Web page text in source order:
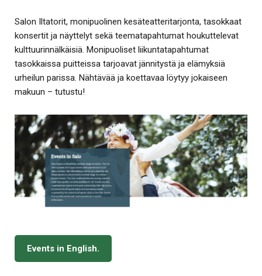
Salon Iltatorit, monipuolinen kesäteatteritarjonta, tasokkaat
konsertit ja näyttelyt sekä teematapahtumat houkuttelevat
kulttuurinnälkäisiä. Monipuoliset liikuntatapahtumat
tasokkaissa puitteissa tarjoavat jännitystä ja elämyksiä
urheilun parissa. Nähtävää ja koettavaa löytyy jokaiseen
makuun – tutustu!
Events in English.